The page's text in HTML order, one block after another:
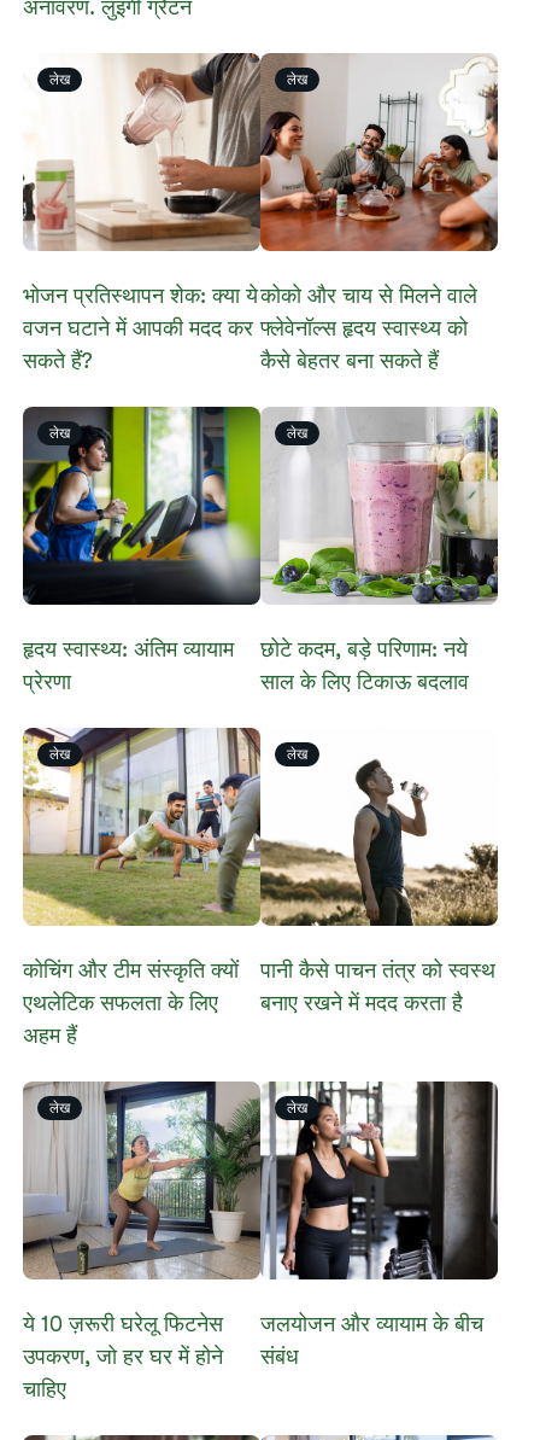
अनावरण. लुइगी ग्रैटन
लेख
भोजन प्रतिस्थापन शेक: क्या ये
वजन घटाने में आपकी मदद कर
सकते हैं?
लेख
कोको और चाय से मिलने वाले
फ्लेवेनॉल्स हृदय स्वास्थ्य को
कैसे बेहतर बना सकते हैं
लेख
​हृदय स्वास्थ्य: अंतिम व्यायाम
प्रेरणा
लेख
छोटे कदम, बड़े परिणाम: नये
साल के लिए टिकाऊ बदलाव
लेख
​कोचिंग और टीम संस्कृति क्यों
एथलेटिक सफलता के लिए
अहम हैं
लेख
पानी कैसे पाचन तंत्र को स्वस्थ
बनाए रखने में मदद करता है
लेख
ये 10 ज़रूरी घरेलू फिटनेस
उपकरण, जो हर घर में होने
चाहिए
लेख
जलयोजन और व्यायाम के बीच
संबंध